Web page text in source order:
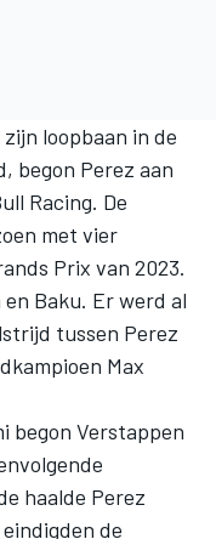
loopbaan in de
begon Perez aan
Racing. De
met vier
Prix van 2023.
Baku. Er werd al
tussen Perez
Max
begon Verstappen
haalde Perez
de